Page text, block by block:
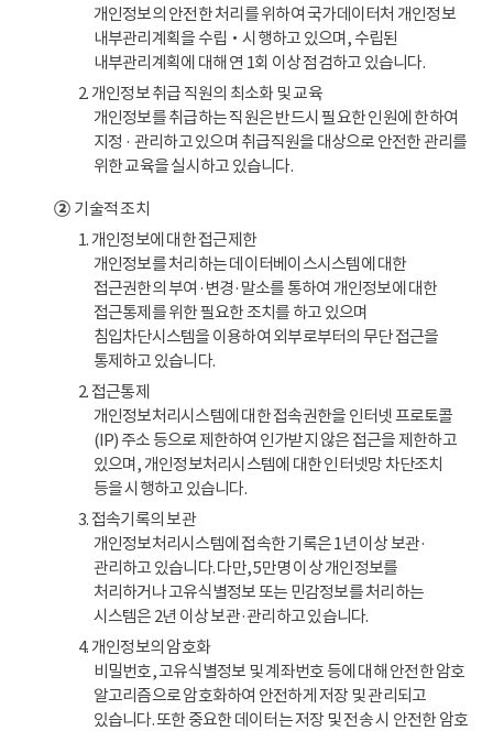
개인정보의 안전한 처리를 위하여 국가데이터처 개인정보
내부관리계획을 수립‧시행하고 있으며, 수립된
내부관리계획에 대해 연 1회 이상 점검하고 있습니다.
2. 개인정보 취급 직원의 최소화 및 교육
개인정보를 취급하는 직원은 반드시 필요한 인원에 한하여
지정 · 관리하고 있으며 취급직원을 대상으로 안전한 관리를
위한 교육을 실시하고 있습니다.
②기술적 조치
1. 개인정보에 대한 접근제한
개인정보를 처리하는 데이터베이스시스템에 대한
접근권한의 부여·변경·말소를 통하여 개인정보에 대한
접근통제를 위한 필요한 조치를 하고 있으며
침입차단시스템을 이용하여 외부로부터의 무단 접근을
통제하고 있습니다.
2. 접근통제
개인정보처리시스템에 대한 접속권한을 인터넷 프로토콜
(IP) 주소 등으로 제한하여 인가받지 않은 접근을 제한하고
있으며, 개인정보처리시스템에 대한 인터넷망 차단조치
등을 시행하고 있습니다.
3. 접속기록의 보관
개인정보처리시스템에 접속한 기록은 1년 이상 보관·
관리하고 있습니다. 다만, 5만명 이상 개인정보를
처리하거나 고유식별정보 또는 민감정보를 처리하는
시스템은 2년 이상 보관·관리하고 있습니다.
4. 개인정보의 암호화
비밀번호, 고유식별정보 및 계좌번호 등에 대해 안전한 암호
알고리즘으로 암호화하여 안전하게 저장 및 관리되고
있습니다. 또한 중요한 데이터는 저장 및 전송 시 안전한 암호